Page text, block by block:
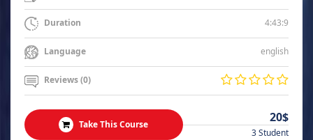
Duration 4:43:9
Language english
Reviews (0)
Take This Course 20$
3 Student